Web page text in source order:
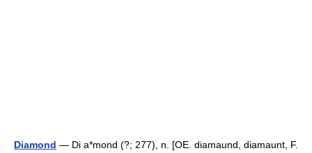
Diamond — Di a*mond (?; 277), n. [OE. diamaund, diamaunt, F.